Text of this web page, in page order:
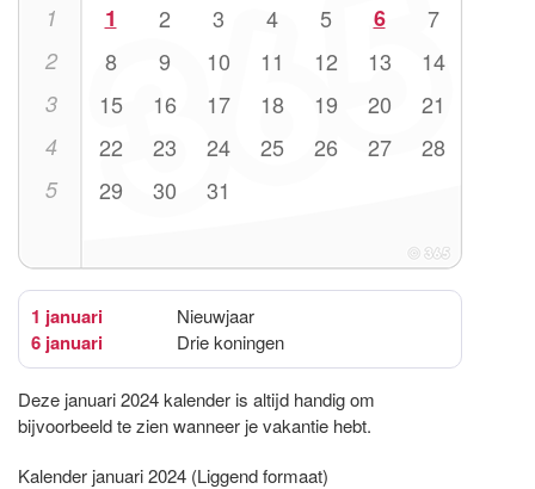
1 1 2 3 4 5 6 7
2 8 9 10 11 12 13 14
3 15 16 17 18 19 20 21
4 22 23 24 25 26 27 28
5 29 30 31
1 januari Nieuwjaar
6 januari Drie koningen
Deze januari 2024 kalender is altijd handig om
bijvoorbeeld te zien wanneer je vakantie hebt.
Kalender januari 2024 (Liggend formaat)